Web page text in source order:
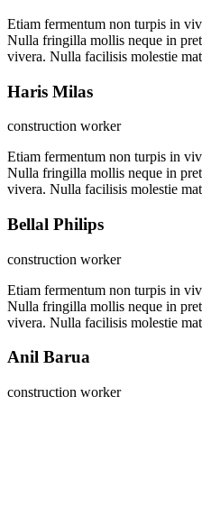
Etiam fermentum non turpis in
Nulla fringilla mollis neque in
vivera. Nulla facilisis molestie
Haris Milas
construction worker
Etiam fermentum non turpis in
Nulla fringilla mollis neque in
vivera. Nulla facilisis molestie
Bellal Philips
construction worker
Etiam fermentum non turpis in
Nulla fringilla mollis neque in
vivera. Nulla facilisis molestie
Anil Barua
construction worker